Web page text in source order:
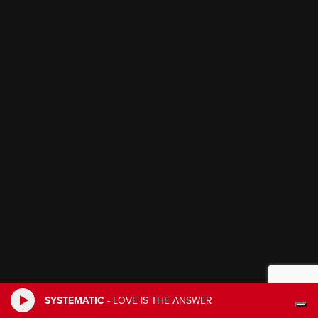
SYSTEMATIC - LOVE IS THE ANSWER